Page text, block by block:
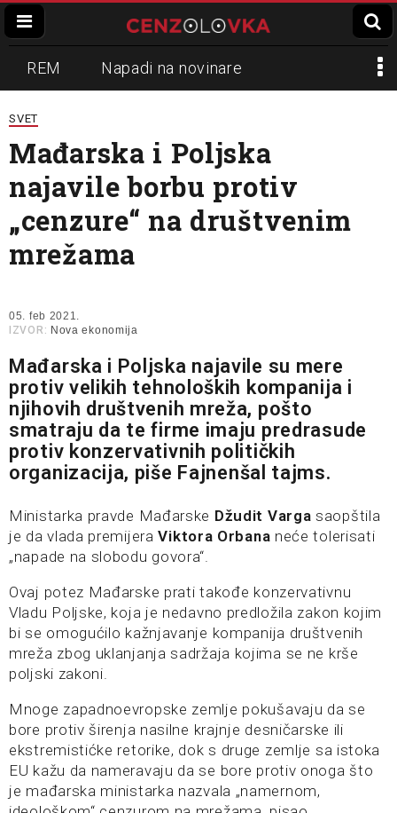
REM Napadi na novinare
Zvučni top
Propaganda Lokalni mediji
Informer Slavko Ćuruvija
SVET
Mađarska i Poljska
najavile borbu protiv
„cenzure“ na društvenim
mrežama
05. feb 2021.
IZVOR: Nova ekonomija
Mađarska i Poljska najavile su mere
protiv velikih tehnoloških kompanija i
njihovih društvenih mreža, pošto
smatraju da te firme imaju predrasude
protiv konzervativnih političkih
organizacija, piše Fajnenšal tajms.
Ministarka pravde Mađarske Džudit Varga saopštila
je da vlada premijeraViktora Orbana neće tolerisati
„napade na slobodu govora“.
Ovaj potez Mađarske prati takođe konzervativnu
Vladu Poljske, koja je nedavno predložila zakon kojim
bi se omogućilo kažnjavanje kompanija društvenih
mreža zbog uklanjanja sadržaja kojima se ne krše
poljski zakoni.
Mnoge zapadnoevropske zemlje pokušavaju da se
bore protiv širenja nasilne krajnje desničarske ili
ekstremistićke retorike, dok s druge zemlje sa istoka
EU kažu da nameravaju da se bore protiv onoga što
je mađarska ministarka nazvala „namernom,